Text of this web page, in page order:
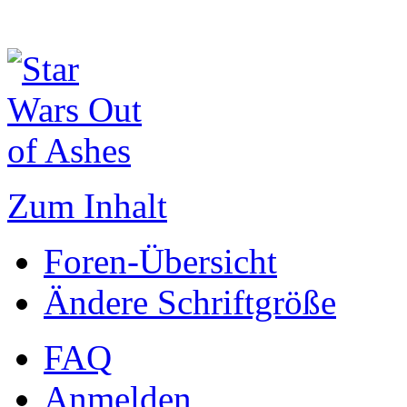
Zum Inhalt
Foren-Übersicht
Ändere Schriftgröße
FAQ
Anmelden